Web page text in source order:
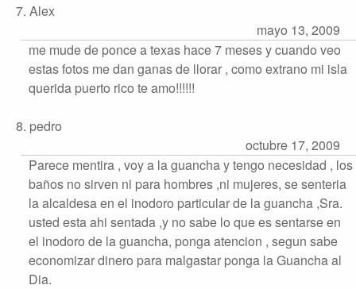
7. Alex
mayo 13, 2009
me mude de ponce a texas hace 7 meses y cuando veo
estas fotos me dan ganas de llorar , como extrano mi isla
querida puerto rico te amo!!!!!!
8. pedro
octubre 17, 2009
Parece mentira , voy a la guancha y tengo necesidad , los
baños no sirven ni para hombres ,ni mujeres, se senteria
la alcaldesa en el inodoro particular de la guancha ,Sra.
usted esta ahi sentada ,y no sabe lo que es sentarse en
el inodoro de la guancha, ponga atencion , segun sabe
economizar dinero para malgastar ponga la Guancha al
Dia.